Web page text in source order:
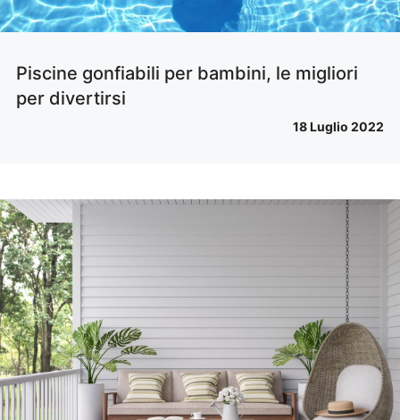
Piscine gonfiabili per bambini, le migliori
per divertirsi
18 Luglio 2022